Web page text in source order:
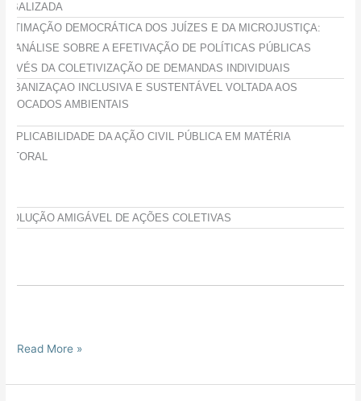
DEMOCRÁTICA DOS JUÍZES E DA MICROJUSTIÇA:
ANÁLISE SOBRE A EFETIVAÇÃO DE POLÍTICAS PÚBLICAS
DA COLETIVIZAÇÃO DE DEMANDAS INDIVIDUAIS
INCLUSIVA E SUSTENTÁVEL VOLTADA AOS
AMBIENTAIS
APLICABILIDADE DA AÇÃO CIVIL PÚBLICA EM MATÉRIA
AMIGÁVEL DE AÇÕES COLETIVAS
Read More »